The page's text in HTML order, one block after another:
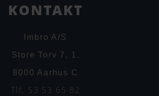
KONTAKT
Imbro A/S
Store Torv 7, 1.
8000 Aarhus C
Tlf. 53 53 65 82